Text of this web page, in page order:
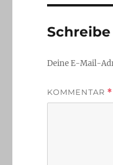
Deine E-Mail-
KOMMENTAR *